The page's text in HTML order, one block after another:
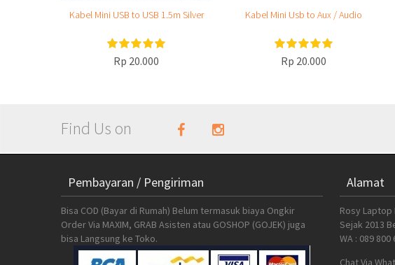
Kabel Mini USB to USB 1.5m Silver
Rp 20.000
Kabel Mini Usb to Aux / Audio
Rp 20.000
Find Us on
Pembayaran / Pengiriman
Bisa COD (Bayar di Rumah) Belum termasuk biaya Ongkir
Order Via MAXIM, GRAB Asisten atau GOSHOP (GOJEK) juga
bisa Langsung ke Toko.
Alamat
Rosy
Sejak 2013
WA : 089 800
Chat Via